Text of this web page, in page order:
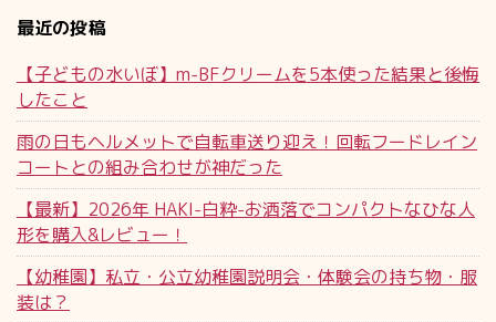
最近の投稿
【子どもの水いぼ】m-BFクリームを5本使った結果と後悔
したこと
雨の日もヘルメットで自転車送り迎え！回転フードレイン
コートとの組み合わせが神だった
【最新】2026年 HAKI-白粋-お洒落でコンパクトなひな人
形を購入&レビュー！
【幼稚園】私立・公立幼稚園説明会・体験会の持ち物・服
装は？